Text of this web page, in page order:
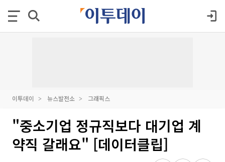
이투데이 뉴스발전소 그래픽스
"중소기업 정규직보다 대기업 계
약직 갈래요" [데이터클립]